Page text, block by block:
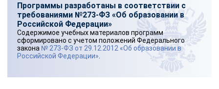
Программы разработаны в соответствии с
требованиями №273-ФЗ «Об образовании в
Российской Федерации»
Содержимое учебных материалов программ
сформировано с учетом положений Федерального
закона № 273-ФЗ от 29.12.2012 «Об образовании в
Российской Федерации»